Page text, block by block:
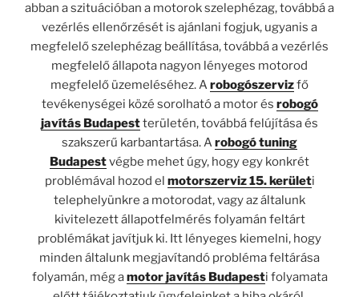
abban a szituációban a motorok szelephézag, továbbá a
vezérlés ellenőrzését is ajánlani fogjuk, ugyanis a
megfelelő szelephézag beállítása, továbbá a vezérlés
megfelelő állapota nagyon lényeges motorod
megfelelő üzemeléséhez. Arobogószervizfő
tevékenységei közé sorolható a motor és robogó
javítás Budapestterületén, továbbá felújítása és
szakszerű karbantartása. Arobogó tuning
Budapestvégbe mehet úgy, hogy egy konkrét
problémával hozod el motorszerviz 15. kerületi
telephelyünkre a motorodat, vagy az általunk
kivitelezett állapotfelmérés folyamán feltárt
problémákat javítjuk ki. Itt lényeges kiemelni, hogy
minden általunk megjavítandó probléma feltárása
folyamán, még amotor javítás Budapesti folyamata